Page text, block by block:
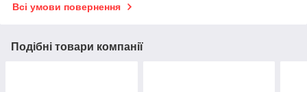
Всі умови повернення
Подібні товари компанії